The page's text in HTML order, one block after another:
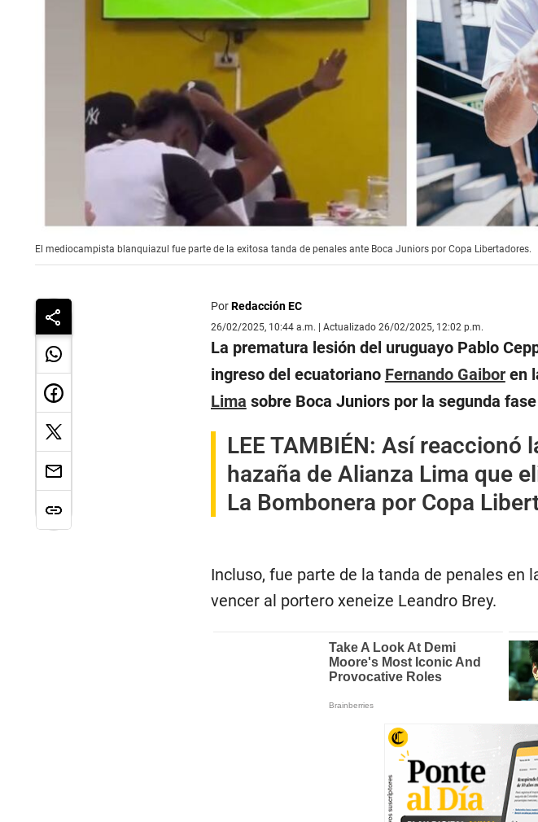
El mediocampista blanquiazul fue parte de la exitosa tanda de penales ante Boca Juniors por Copa Libertadores.
PorRedacción EC
26/02/2025, 10:44 a.m. | Actualizado 26/02/2025, 12:02 p.m.
La prematura lesión del uruguayo Pablo
ingreso del ecuatoriano Fernando Gaiboren
Lima sobre Boca Juniors por la segunda
LEE TAMBIÉN: Así reaccionó
hazaña de Alianza Lima que
La Bombonera por Copa
Incluso, fue parte de la tanda de penales en
vencer al portero xeneize Leandro Brey.